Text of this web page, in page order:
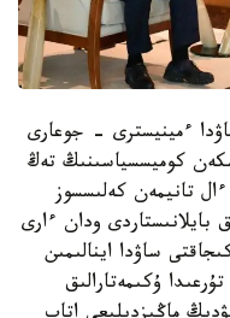
ءمينيسترى - جوعارى
كوميسسياسىنىڭ تەڭ
تانيمەن كەلىسسوز
بايلانىستاردى ودان ءارى
ساۋدا اينالىمىن
ۇكىمەتارالىق